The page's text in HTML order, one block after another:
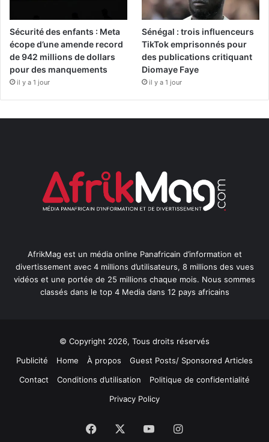
Sécurité des enfants : Meta
écope d’une amende record
de 942 millions de dollars
pour des manquements
il y a 1 jour
Sénégal : trois influenceurs
TikTok emprisonnés pour
des publications critiquant
Diomaye Faye
il y a 1 jour
AfrikMag est un média online Panafricain d’information et
divertissement avec 4 millions d’utilisateurs, 8 millions des vues
vidéos et une portée de 25 millions chaque mois. Nous sommes
classés dans le top 4 Media dans 12 pays africains
© Copyright 2026, Tous droits réservés
Publicité
Home À propos
Guest Posts/ Sponsored Articles
Contact
Conditions d’utilisation
Politique de confidentialité
Privacy Policy
Facebook YouTubeInstagram